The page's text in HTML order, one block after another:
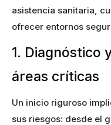
asistencia sanitaria,
ofrecer entornos
1. Diagnóstico
áreas críticas
Un inicio riguroso
sus riesgos: desde el